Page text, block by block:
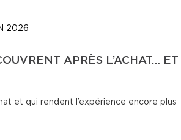
2026
APRÈS L’ACHAT… ET
et qui rendent l’expérience encore plus